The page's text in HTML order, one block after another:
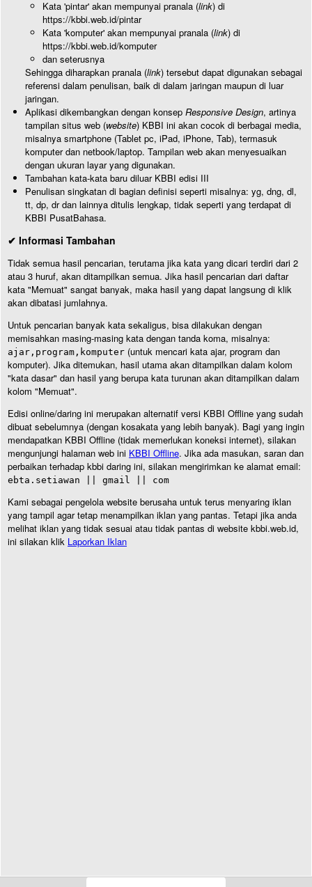
Kata 'pintar' akan mempunyai pranala (link) di
https://kbbi.web.id/pintar
Kata 'komputer' akan mempunyai pranala (link) di
https://kbbi.web.id/komputer
dan seterusnya
Sehingga diharapkan pranala (link) tersebut dapat digunakan sebagai
referensi dalam penulisan, baik di dalam jaringan maupun di luar
jaringan.
Aplikasi dikembangkan dengan konsep Responsive Design, artinya
tampilan situs web (website) KBBI ini akan cocok di berbagai media,
misalnya smartphone (Tablet pc, iPad, iPhone, Tab), termasuk
komputer dan netbook/laptop. Tampilan web akan menyesuaikan
dengan ukuran layar yang digunakan.
Tambahan kata-kata baru diluar KBBI edisi III
Penulisan singkatan di bagian definisi seperti misalnya: yg, dng, dl,
tt, dp, dr dan lainnya ditulis lengkap, tidak seperti yang terdapat di
KBBI PusatBahasa.
✔ Informasi Tambahan
Tidak semua hasil pencarian, terutama jika kata yang dicari terdiri dari 2
atau 3 huruf, akan ditampilkan semua. Jika hasil pencarian dari daftar
kata "Memuat" sangat banyak, maka hasil yang dapat langsung di klik
akan dibatasi jumlahnya.
Untuk pencarian banyak kata sekaligus, bisa dilakukan dengan
memisahkan masing-masing kata dengan tanda koma, misalnya:
ajar,program,komputer (untuk mencari kata ajar, program dan
komputer). Jika ditemukan, hasil utama akan ditampilkan dalam kolom
"kata dasar" dan hasil yang berupa kata turunan akan ditampilkan dalam
kolom "Memuat".
Edisi online/daring ini merupakan alternatif versi KBBI Offline yang sudah
dibuat sebelumnya (dengan kosakata yang lebih banyak). Bagi yang ingin
mendapatkan KBBI Offline (tidak memerlukan koneksi internet), silakan
mengunjungi halaman web ini KBBI Offline. Jika ada masukan, saran dan
perbaikan terhadap kbbi daring ini, silakan mengirimkan ke alamat email:
ebta.setiawan || gmail || com
Kami sebagai pengelola website berusaha untuk terus menyaring iklan
yang tampil agar tetap menampilkan iklan yang pantas. Tetapi jika anda
melihat iklan yang tidak sesuai atau tidak pantas di website kbbi.web.id,
ini silakan klik Laporkan Iklan